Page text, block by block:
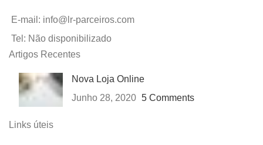
E-mail: info@lr-parceiros.com
Tel: Não disponibilizado
Artigos Recentes
Nova Loja Online
Junho 28, 2020 5 Comments
Links úteis